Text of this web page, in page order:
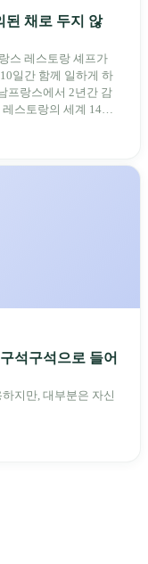
된 채로 두지 않
스 레스토랑 셰프가
일간 함께 일하게 하
프랑스에서 2년간 감
스토랑의 세계 14위
서 가장 예약하기 어
석구석으로 들어
지만, 대부분은 자신